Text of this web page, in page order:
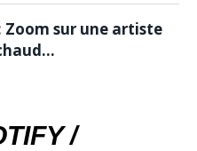
Zoom sur une artiste
/